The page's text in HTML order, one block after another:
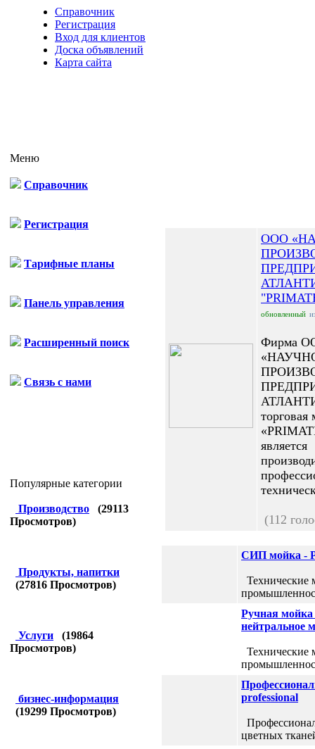
Справочник
Регистрация
Вход для клиентов
Доска объявлений
Карта сайта
Меню
Справочник
Регистрация
Тарифные планы
Панель управления
Расширенный поиск
Связь с нами
Популярные категории
Производство (29113
Просмотров)
Продукты, напитки
(27816 Просмотров)
Услуги (19864
Просмотров)
бизнес-информация
(19299 Просмотров)
ООО
обновленный
Фирма
торговая
является
(112
СИП мойка -
Технические
Ручная мойка
нейтральное
Технические
professional
цветных